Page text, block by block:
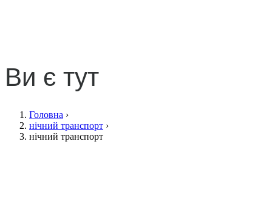
Ви є тут
Головна ›
нічний транспорт ›
нічний транспорт